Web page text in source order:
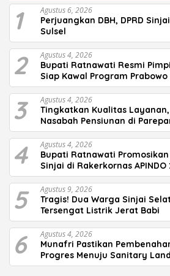
1 Agustus 6, 2026
Perjuangkan DBH, DPRD
Sulsel
2 Agustus 4, 2026
Bupati Ratnawati Resmi
Siap Kawal Program Prabowo
3 Agustus 4, 2026
Tingkatkan Kualitas Layanan,
Nasabah Pensiunan di
4 Agustus 4, 2026
Bupati Ratnawati
Sinjai di Rakerkornas APINDO
5 Agustus 9, 2026
Tragis! Dua Warga Sinjai
Tersengat Listrik Jerat Babi
6 Agustus 4, 2026
Munafri Pastikan
Progres Menuju Sanitary